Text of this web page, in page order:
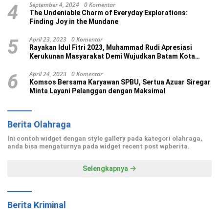
4 September 4, 2024 0 Komentar
The Undeniable Charm of Everyday Explorations:
Finding Joy in the Mundane
5 April 23, 2023 0 Komentar
Rayakan Idul Fitri 2023, Muhammad Rudi Apresiasi
Kerukunan Masyarakat Demi Wujudkan Batam Kota
6 April 24, 2023 0 Komentar
Komsos Bersama Karyawan SPBU, Sertua Azuar Siregar
Minta Layani Pelanggan dengan Maksimal
Berita Olahraga
Ini contoh widget dengan style gallery pada kategori olahraga,
anda bisa mengaturnya pada widget recent post wpberita.
Selengkapnya
Berita Kriminal